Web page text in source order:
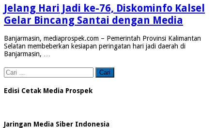
Jelang Hari Jadi ke-76, Diskominfo Kalsel
Gelar Bincang Santai dengan Media
Banjarmasin, mediaprospek.com – Pemerintah Provinsi Kalimantan
Selatan membeberkan kesiapan peringatan hari jadi daerah di
Banjarmasin, …
Cari
untuk:
Edisi Cetak Media Prospek
Jaringan Media Siber Indonesia